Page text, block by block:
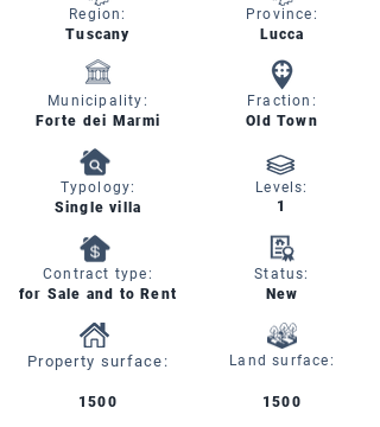
Region:
Tuscany
Lucca
Province:
Municipality:
Forte dei Marmi
Fraction:
Old Town
Typology:
Single villa
Contract type:
for Sale and to Rent
Levels:
1
Status:
New
Property surface: Land surface:
1500 1500